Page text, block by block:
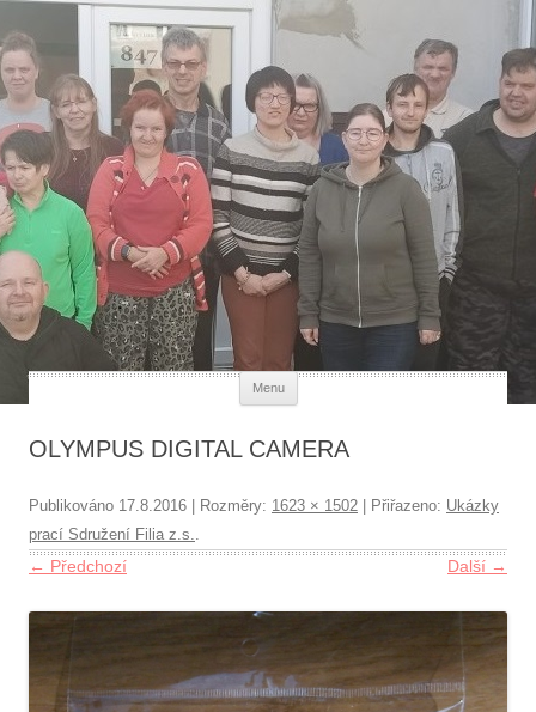
Každý člověk má svou hodnotu
Menu Přejít k obsahu webu
OLYMPUS DIGITAL CAMERA
Publikováno 17.8.2016 | Rozměry: 1623 × 1502 | Přiřazeno: Ukázky
prací Sdružení Filia z.s..
← Předchozí Další →